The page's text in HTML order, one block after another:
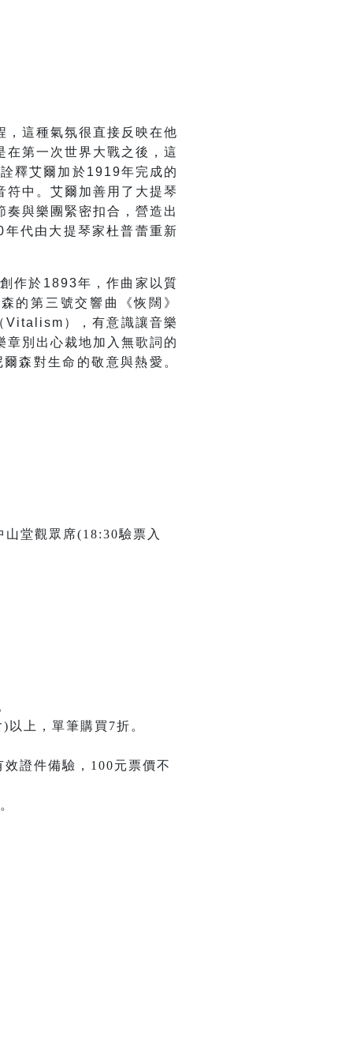
，這種氣氛很直接反映在他
在第一次世界大戰之後，這
釋艾爾加於1919年完成的
符中。艾爾加善用了大提琴
與樂團緊密扣合，營造出
代由大提琴家杜普蕾重新
作於1893年，作曲家以質
的第三號交響曲《恢闊》
Vitalism），有意識讓音樂
別出心裁地加入無歌詞的
森對生命的敬意與熱愛。
堂觀眾席(18:30驗票入
以上，單筆購買7折。
證件備驗，100元票價不
。